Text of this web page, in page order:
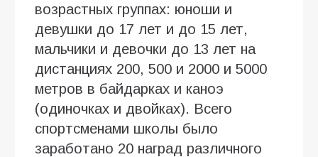
возрастных группах: юноши и
девушки до 17 лет и до 15 лет,
мальчики и девочки до 13 лет на
дистанциях 200, 500 и 2000 и 5000
метров в байдарках и каноэ
(одиночках и двойках). Всего
спортсменами школы было
заработано 20 наград различного